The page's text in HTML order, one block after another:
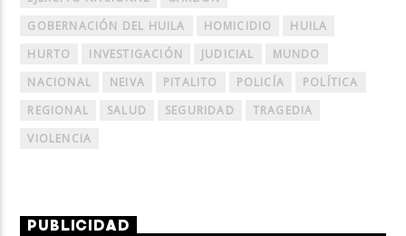
GOBERNACIÓN DEL HUILA
HOMICIDIO
HUILA
HURTO
INVESTIGACIÓN JUDICIAL
MUNDO
NACIONAL
NEIVA PITALITO POLICÍA
POLÍTICA
REGIONAL
SALUD SEGURIDAD
TRAGEDIA
VIOLENCIA
PUBLICIDAD